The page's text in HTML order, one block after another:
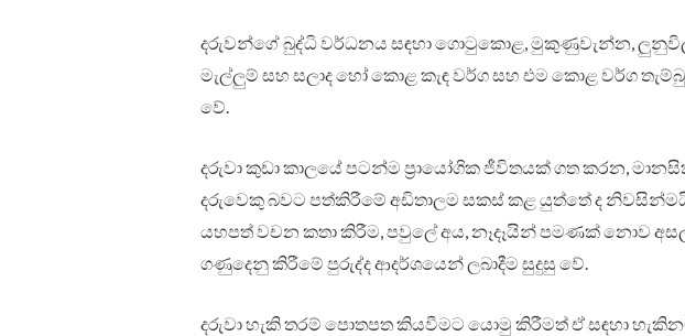
දරුවන්ගේ බුද්ධි වර්ධනය සඳහා ගොටුකොළ, මුකුණුවැන්න,
මැල්ලුම් සහ සලාද හෝ කොළ කැඳ වර්ග සහ එම කොළ වර්ග තැම්බු
වේ.
දරුවා කුඩා කාලයේ පටන්ම ප්‍රායෝගික ජීවිතයක් ගත කරන,
දරුවෙකු බවට පත්කිරීමේ අඩිතාලම සකස් කළ යුත්තේ ද
යහපත් වචන කතා කිරීම, පවුලේ අය, නෑදෑයින් පමණක් නොව
ගණුදෙනු කිරීමේ පුරුද්ද ආදර්ශයෙන් ලබාදීම සුදුසු වේ.
දරුවා හැකි තරම් පොතපත කියවීමට යොමු කිරීමත් ඒ සඳහා